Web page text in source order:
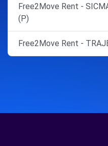
Free2Move Rent -
(P)
Free2Move Rent -